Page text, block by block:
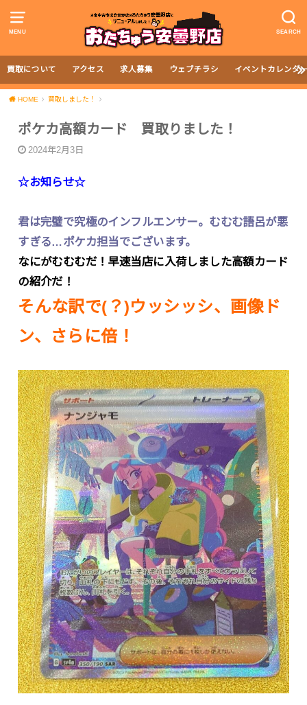
MENU SEARCH
買取について アクセス 求人募集 ウェブチラシ イベントカレンダ
HOME 買取しました！
ポケカ高額カード 買取りました！
2024年2月3日
☆お知らせ☆
君は完璧で究極のインフルエンサー。むむむ語呂が悪
すぎる…ポケカ担当でございます。
なにがむむむだ！早速当店に入荷しました高額カード
の紹介だ！
そんな訳で(？)ウッシッシ、画像ド
ン、さらに倍！